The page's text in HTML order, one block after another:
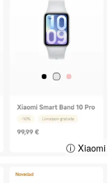
ⓘ Xiaomi